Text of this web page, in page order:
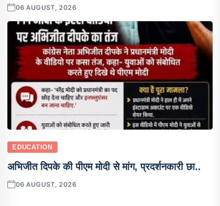
06 AUGUST, 2026
EDUCATION
अभिजीत दिपके की पीएम मोदी से मांग, प्रदर्शनकारी छा..
06 AUGUST, 2026